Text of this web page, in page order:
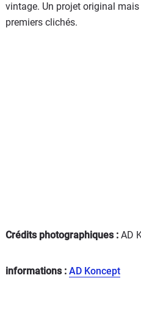
vintage. Un projet original
premiers clichés.
Crédits photographiques : AD
informations : AD Koncept